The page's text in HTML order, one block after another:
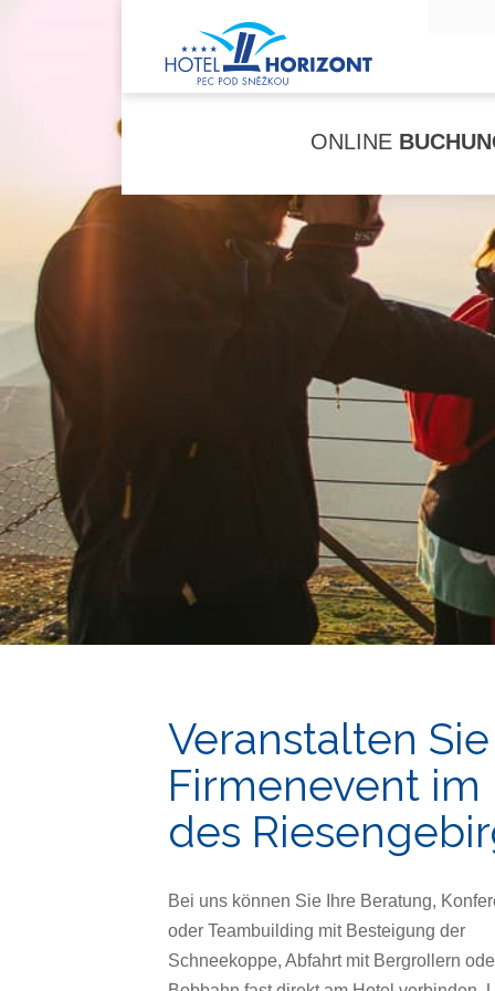
ONLINE
Veranstalten
Firmenevent im
des
Bei uns können Sie Ihre Beratung,
oder Teambuilding mit Besteigung der
Schneekoppe, Abfahrt mit Bergrollern